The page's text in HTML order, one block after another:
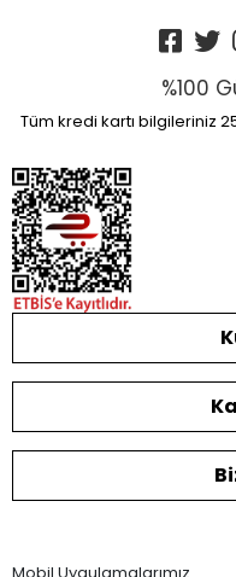
%100
Tüm kredi kartı bilgileriniz